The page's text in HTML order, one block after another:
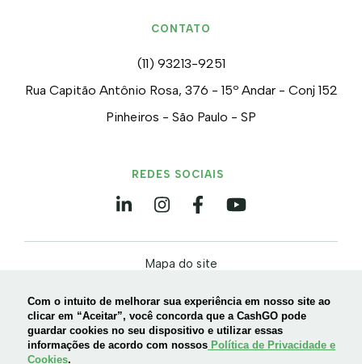
Com o intuito de melhorar sua experiência em nosso site ao
clicar em “Aceitar”, você concorda que a CashGO pode
guardar cookies no seu dispositivo e utilizar essas
informações de acordo com nossos Política de Privacidade e
Cookies.
REDES SOCIAIS
CONTATO
(11) 93213-9251
Rua Capitão Antônio Rosa, 376 - 15º Andar - Conj 152
Pinheiros - São Paulo - SP
Mapa do site
Termos de uso